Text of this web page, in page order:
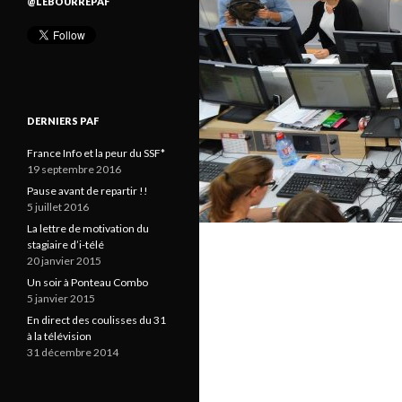
DERNIERS PAF
France Info et la peur du SSF*
19 septembre 2016
Pause avant de repartir !!
5 juillet 2016
La lettre de motivation du
stagiaire d’i-télé
20 janvier 2015
Un soir à Ponteau Combo
5 janvier 2015
En direct des coulisses du 31
à la télévision
31 décembre 2014